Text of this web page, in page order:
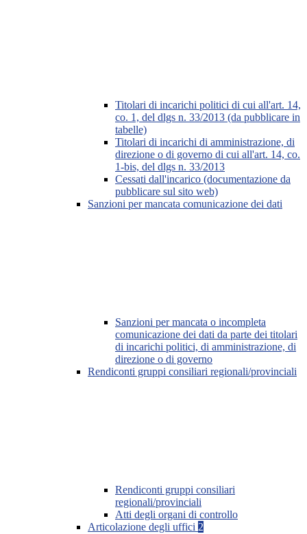
Titolari di incarichi politici di cui all'art. 14,
co. 1, del dlgs n. 33/2013 (da pubblicare in
tabelle)
Titolari di incarichi di amministrazione, di
direzione o di governo di cui all'art. 14, co.
1-bis, del dlgs n. 33/2013
Cessati dall'incarico (documentazione da
pubblicare sul sito web)
Sanzioni per mancata comunicazione dei dati
Sanzioni per mancata o incompleta
comunicazione dei dati da parte dei titolari
di incarichi politici, di amministrazione, di
direzione o di governo
Rendiconti gruppi consiliari regionali/provinciali
Rendiconti gruppi consiliari
regionali/provinciali
Atti degli organi di controllo
Articolazione degli uffici 2